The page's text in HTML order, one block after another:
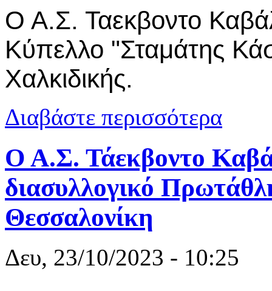
Ο Α.Σ. Ταεκβοντο
Κύπελλο "Σταμάτης
Χαλκιδικής.
Διαβάστε περισσότερα
Ο Α.Σ. Τάεκβοντο
διασυλλογικό
Θεσσαλονίκη
Δευ, 23/10/2023 - 10:25